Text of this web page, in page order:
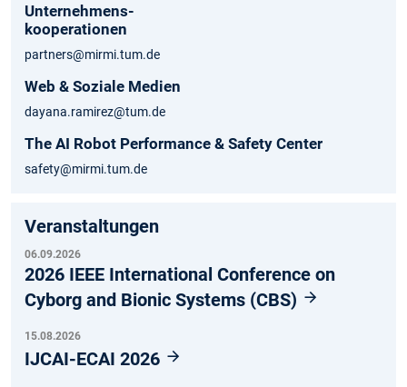
Unternehmens-
kooperationen
partners@mirmi.tum.de
Web & Soziale Medien
dayana.ramirez@tum.de
The AI Robot Performance & Safety Center
safety@mirmi.tum.de
Veranstaltungen
06.09.2026
2026 IEEE International Conference on
Cyborg and Bionic Systems (CBS)
15.08.2026
IJCAI-ECAI 2026